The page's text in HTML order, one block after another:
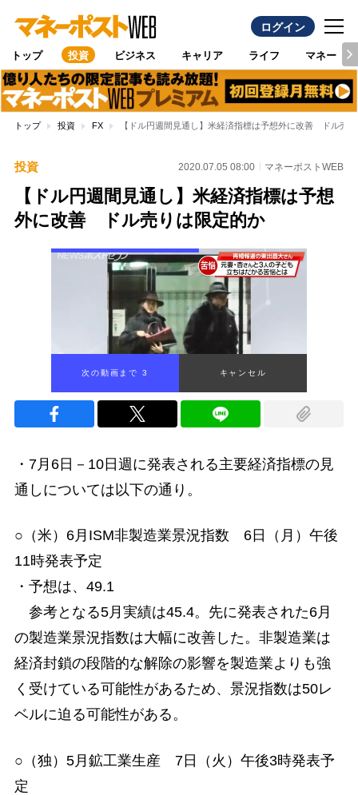
ログイン
トップ 投資 ビジネス キャリア ライフ マネー
トップ 投資 FX 【ドル円週間見通し】米経済指標は予想外に改善 ドル売
投資 2020.07.05 08:00 マネーポストWEB
【ドル円週間見通し】米経済指標は予想
外に改善 ドル売りは限定的か
次の動画まで 2 キャンセル
・7月6日－10日週に発表される主要経済指標の見
通しについては以下の通り。
○（米）6月ISM非製造業景況指数 6日（月）午後
11時発表予定
・予想は、49.1
参考となる5月実績は45.4。先に発表された6月
の製造業景況指数は大幅に改善した。非製造業は
経済封鎖の段階的な解除の影響を製造業よりも強
く受けている可能性があるため、景況指数は50レ
ベルに迫る可能性がある。
○（独）5月鉱工業生産 7日（火）午後3時発表予
定